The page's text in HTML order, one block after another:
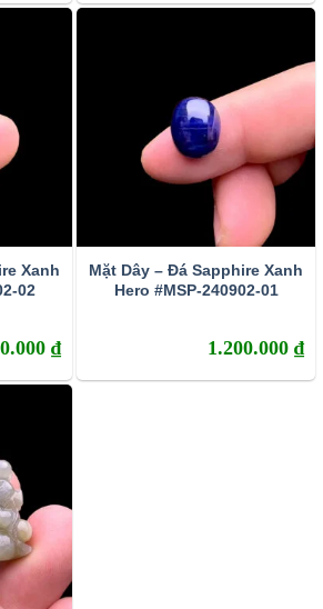
quà mà tạo hóa ban cho con
màu sắc lấp lánh, độ bền cao và có
ai cũng đem lòng ham muốn sở hữu
chế tác từ loại đá này.
Xanh
02
₫
Mặt Dây – Đá Sapphire Xanh
Hero #MSP-240902-01
1.200.000 ₫